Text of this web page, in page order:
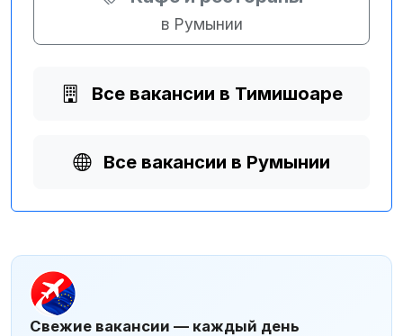
в Румынии
Все вакансии в Тимишоаре
Все вакансии в Румынии
Свежие вакансии — каждый день